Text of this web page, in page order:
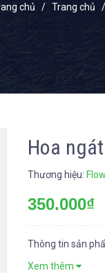
chủ / Trang chủ /
Hoa
Thương hiệu:
350.000₫
Thông tin sản
Xem thêm